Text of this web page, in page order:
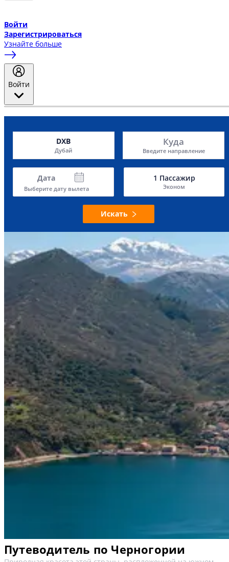
Войти
Зарегистрироваться
Узнайте больше
Войти
DXB
Дубай
Куда
Введите направление
Дата
Выберите дату вылета
1 Пассажир
Эконом
Искать
Путеводитель по Черногории